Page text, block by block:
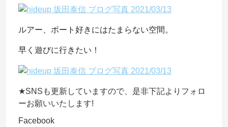
ルアー、ボート好きにはたまらない空間。
早く遊びに行きたい！
★SNSも更新していますので、是非下記よりフォロ
ーお願いいたします!
Facebook